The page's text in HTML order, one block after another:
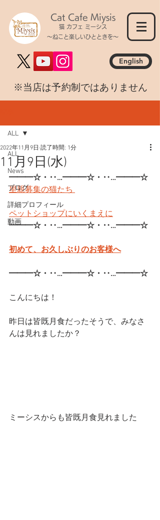
Cat Cafe Miysis
猫 カフェ ミーシス
～ねこと楽しいひとときを～
English
​※当店は予約制ではありません
ALL
News
ブログ
詳細プロフィール
動画
ALL
11月9日(水)
2022年11月9日 読了時間: 1分
━━━☆・‥…━━━☆・‥…━━━☆
里親募集の猫たち
ペットショップにいくまえに
━━━☆・‥…━━━☆・‥…━━━☆
初めて、お久しぶりのお客様へ
━━━☆・‥…━━━☆・‥…━━━☆
こんにちは！
昨日は皆既月食だったそうで、みなさ
んは見れましたか？
ミーシスからも皆既月食見れました